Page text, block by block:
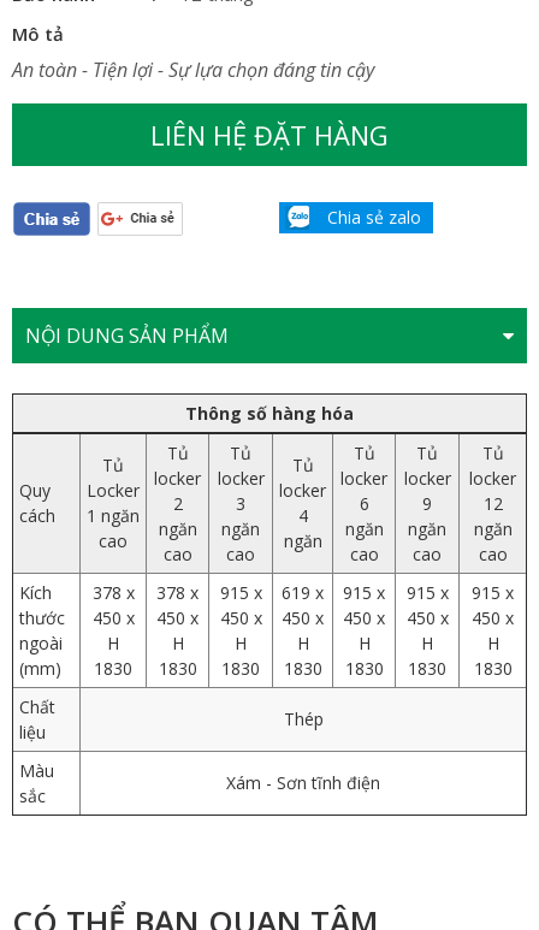
Mô tả
An toàn - Tiện lợi - Sự lựa chọn đáng tin cậy
LIÊN HỆ ĐẶT HÀNG
Chia sẻ zalo
NỘI DUNG SẢN PHẨM
Thông số hàng hóa
Quy
cách
Tủ
Locker
1 ngăn
cao
Tủ
locker
2
ngăn
cao
Tủ
locker
3
ngăn
cao
Tủ
locker
4
ngăn
Tủ
locker
6
ngăn
cao
Tủ
locker
9
ngăn
cao
Tủ
locker
12
ngăn
cao
Kích
thước
ngoài
(mm)
378 x
450 x
H
1830
378 x
450 x
H
1830
915 x
450 x
H
1830
619 x
450 x
H
1830
915 x
450 x
H
1830
915 x
450 x
H
1830
915 x
450 x
H
1830
Chất
liệu
Thép
Màu
sắc
Xám - Sơn tĩnh điện
CÓ THỂ BẠN QUAN TÂM